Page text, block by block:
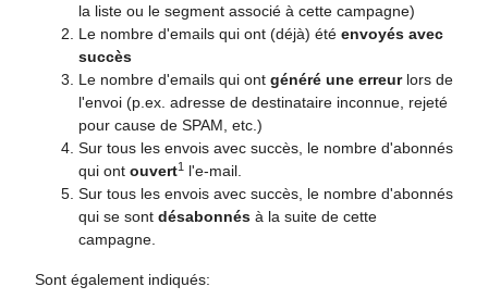
la liste ou le segment associé à cette campagne)
Le nombre d'emails qui ont (déjà) été envoyés avec
succès
Le nombre d'emails qui ont généré une erreurlors de
l'envoi (p.ex. adresse de destinataire inconnue, rejeté
pour cause de SPAM, etc.)
Sur tous les envois avec succès, le nombre d'abonnés
qui ont ouvert1 l'e-mail.
Sur tous les envois avec succès, le nombre d'abonnés
qui se sont désabonnés à la suite de cette
campagne.
Sont également indiqués: